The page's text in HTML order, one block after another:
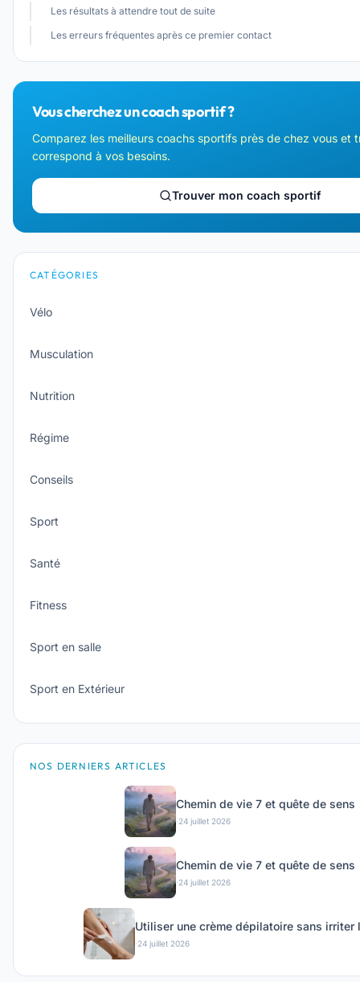
Les résultats à attendre tout de suite
Les erreurs fréquentes après ce premier contact
Vous cherchez un coach sportif ?
Comparez les meilleurs coachs sportifs près de chez vous et
correspond à vos besoins.
Trouver mon coach sportif
CATÉGORIES
Vélo
Musculation
Nutrition
Régime
Conseils
Sport
Santé
Fitness
Sport en salle
Sport en Extérieur
NOS DERNIERS ARTICLES
Chemin de vie 7 et quête de sens
·24 juillet 2026
Chemin de vie 7 et quête de sens
·24 juillet 2026
Utiliser une crème dépilatoire sans irriter
·24 juillet 2026